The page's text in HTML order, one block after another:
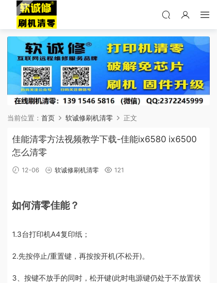
当前位置： 首页 软诚修刷机清零 正文
佳能清零方法视频教学下载-佳能ix6580 ix6500
怎么清零
12-06 软诚修刷机清零 121
如何清零佳能？
1.3台打印机A4复印纸；
2.先按停止/重置键，再按按开机(不松开)。
3、按键不放手的同时，松开键(此时电源键仍处于不放置状